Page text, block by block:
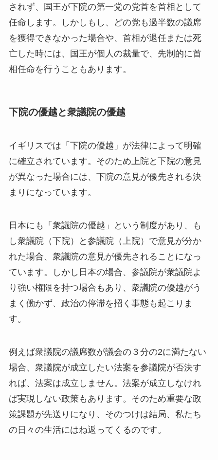
されず、国王が下院の第一党の党首を首相として
任命します。しかしもし、どの党も過半数の議席
を獲得できなかった場合や、首相が退任または死
亡した時には、国王が個人の裁量で、先制的に首
相任命を行うこともあります。
下院の優越と衆議院の優越
イギリスでは「下院の優越」が法律によって明確
に確立されています。そのため上院と下院の意見
が異なった場合には、下院の意見が優先される決
まりになっています。
日本にも「衆議院の優越」という制度があり、も
し衆議院（下院）と参議院（上院）で意見が分か
れた場合、衆議院の意見が優先されることになっ
ています。しかし日本の場合、参議院が衆議院よ
り強い権限を持つ場合もあり、衆議院の優越がう
まく働かず、政治の停滞を招く事態も起こりま
す。
例えば衆議院の議席数が議会の３分の2に満たない
場合、衆議院が成立したい法案を参議院が否決す
れば、法案は成立しません。法案が成立しなけれ
ば実現しない政策もあります。そのため重要な政
策課題が先送りになり、そのつけは結局、私たち
の日々の生活にはね返ってくるのです。